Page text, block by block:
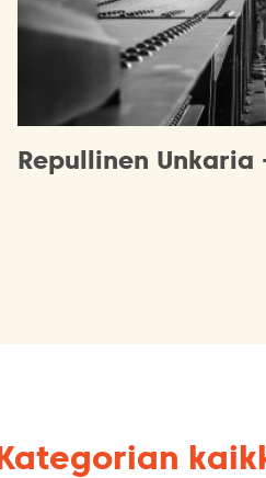
Repullinen
Kategorian